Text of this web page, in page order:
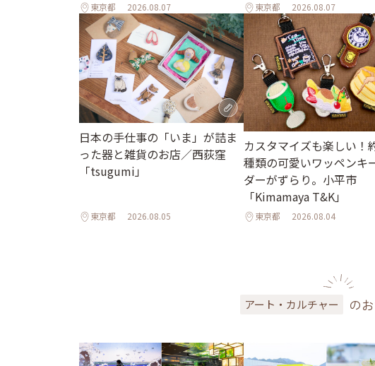
東京都 2026.08.07 東京都 2026.08.07
日本の手仕事の「いま」が詰ま
った器と雑貨のお店／西荻窪
「tsugumi」
東京都 2026.08.05
カスタマイズも楽しい！
種類の可愛いワッペンキ
ダーがずらり。小平市
「Kimamaya T&K」
東京都 2026.08.04
アート・カルチャー の